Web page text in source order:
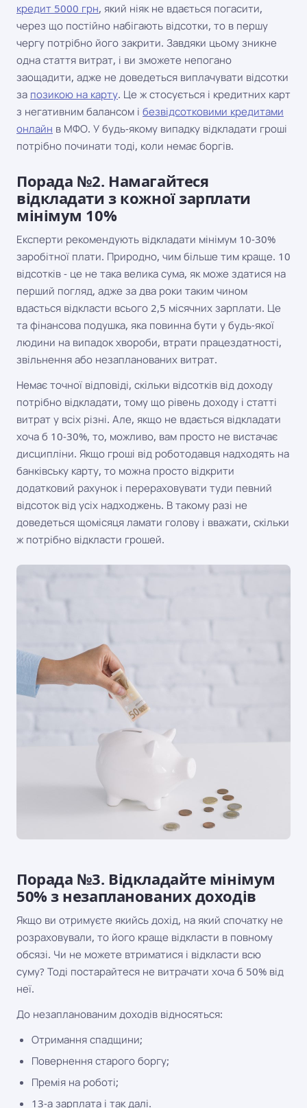
кредит 5000 грн, який ніяк не вдається погасити,
через що постійно набігають відсотки, то в першу
чергу потрібно його закрити. Завдяки цьому зникне
одна стаття витрат, і ви зможете непогано
заощадити, адже не доведеться виплачувати відсотки
за позикою на карту. Це ж стосується і кредитних карт
з негативним балансом і безвідсотковими кредитами
онлайн в МФО. У будь-якому випадку відкладати гроші
потрібно починати тоді, коли немає боргів.
Порада №2. Намагайтеся
відкладати з кожної зарплати
мінімум 10%
Експерти рекомендують відкладати мінімум 10-30%
заробітної плати. Природно, чим більше тим краще. 10
відсотків - це не така велика сума, як може здатися на
перший погляд, адже за два роки таким чином
вдасться відкласти всього 2,5 місячних зарплати. Це
та фінансова подушка, яка повинна бути у будь-якої
людини на випадок хвороби, втрати працездатності,
звільнення або незапланованих витрат.
Немає точної відповіді, скільки відсотків від доходу
потрібно відкладати, тому що рівень доходу і статті
витрат у всіх різні. Але, якщо не вдається відкладати
хоча б 10-30%, то, можливо, вам просто не вистачає
дисципліни. Якщо гроші від роботодавця надходять на
банківську карту, то можна просто відкрити
додатковий рахунок і перераховувати туди певний
відсоток від усіх надходжень. В такому разі не
доведеться щомісяця ламати голову і вважати, скільки
ж потрібно відкласти грошей.
Порада №3. Відкладайте мінімум
50% з незапланованих доходів
Якщо ви отримуєте якийсь дохід, на який спочатку не
розраховували, то його краще відкласти в повному
обсязі. Чи не можете втриматися і відкласти всю
суму? Тоді постарайтеся не витрачати хоча б 50% від
неї.
До незапланованим доходів відносяться:
Отримання спадщини;
Повернення старого боргу;
Премія на роботі;
13-а зарплата і так далі.